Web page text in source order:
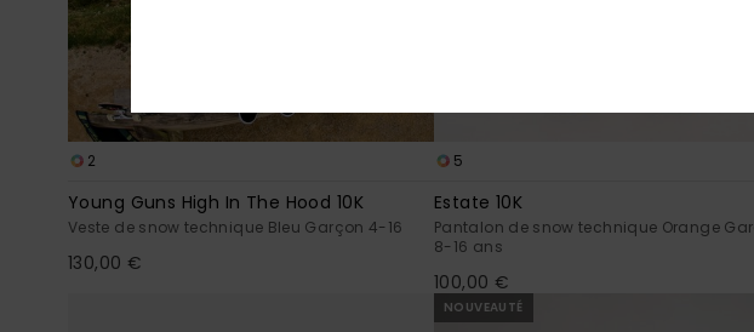
2
Young Guns High In The Hood 10K
Veste de snow technique Bleu Garçon 4-16
130,00 €
5
Estate 10K
Pantalon de snow technique Orange
8-16 ans
100,00 €
NOUVEAUTÉ